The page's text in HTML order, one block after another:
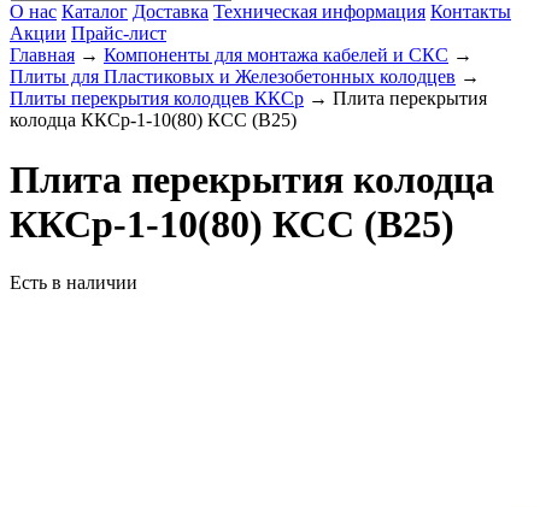
О нас Каталог Доставка Техническая информация Контакты
Акции Прайс-лист
Главная → Компоненты для монтажа кабелей и СКС →
Плиты для Пластиковых и Железобетонных колодцев →
Плиты перекрытия колодцев ККСр → Плита перекрытия
колодца ККСр-1-10(80) КСС (В25)
Плита перекрытия колодца
ККСр-1-10(80) КСС (В25)
Есть в наличии